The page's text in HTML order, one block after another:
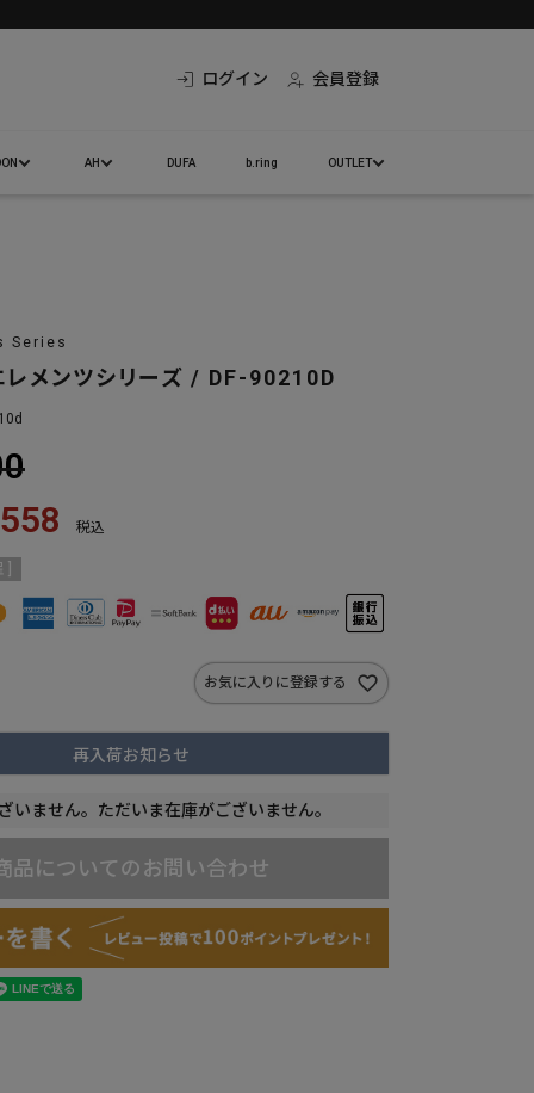
ログイン 会員登録
AH DUFA b.ring OUTLET
Series
レメンツシリーズ / DF-90210D
税込
お気に入りに登録する
再入荷お知らせ
いません。ただいま在庫がございません。
品についてのお問い合わせ